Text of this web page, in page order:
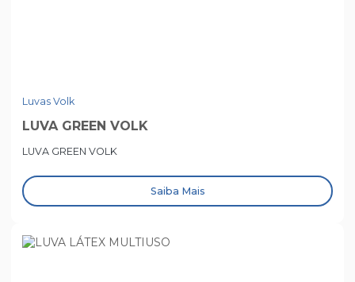
Luvas Volk
LUVA GREEN VOLK
LUVA GREEN VOLK
Saiba Mais